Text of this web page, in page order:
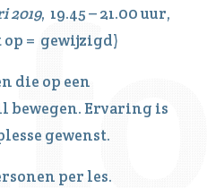
2019, 19.45 – 21.00 uur,
= gewijzigd)
die op een
bewegen. Ervaring is
gewenst.
per les.